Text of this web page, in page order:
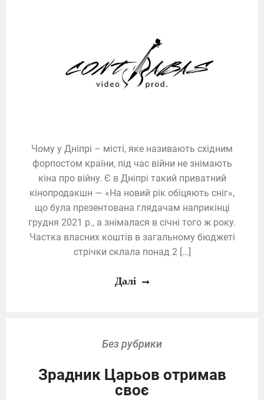
Чому у Дніпрі – місті, яке називають східним
форпостом країни, під час війни не знімають
кіна про війну. Є в Дніпрі такий приватний
кінопродакшн — «На новий рік обіцяють сніг»,
що була презентована глядачам наприкінці
грудня 2021 р., а знімалася в січні того ж року.
Частка власних коштів в загальному бюджеті
стрічки склала понад 2 […]
Далі
Без рубрики
Зрадник Царьов отримав
своє